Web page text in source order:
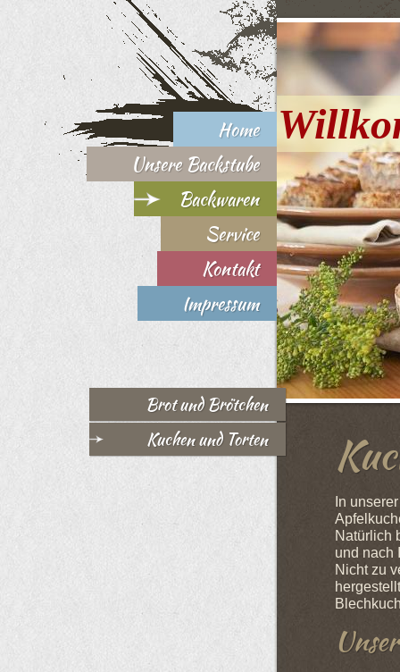
Home
Unsere Backstube
Backwaren
Service
Kontakt
Impressum
Brot und Brötchen
Kuchen und Torten
In
Natürlich
und nach
Nicht zu